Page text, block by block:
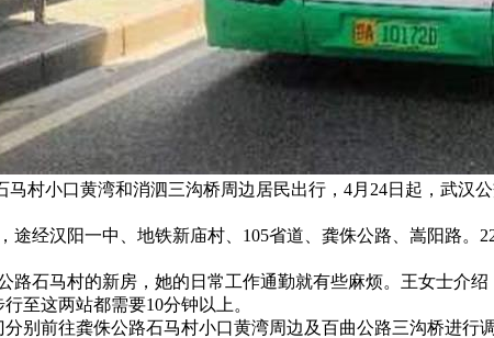
村小口黄湾和消泗三沟桥周边居民出行，4月24日起，武汉
经汉阳一中、地铁新庙村、105省道、龚侏公路、嵩阳路。
路石马村的新房，她的日常工作通勤就有些麻烦。王女士介
至这两站都需要10分钟以上。
别前往龚侏公路石马村小口黄湾周边及百曲公路三沟桥进